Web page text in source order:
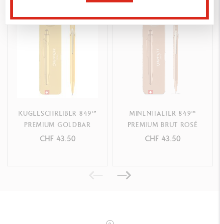
Passender Druckknopf aus Metall mit Radiergummi und hinten
integriertem Minen-Reservoir (Ø 0,7), zugänglich durch
Herausziehen des Druckknopfs
MINEN UND NACHFÜLLUNGEN
Innen silbernes Logo; Magnet-Einsatz
KUGELSCHREIBER 849™
PREMIUM GOLDBAR
CHF 43.50
MINENHALTER 849™
PREMIUM BRUT ROSÉ
CHF 43.50